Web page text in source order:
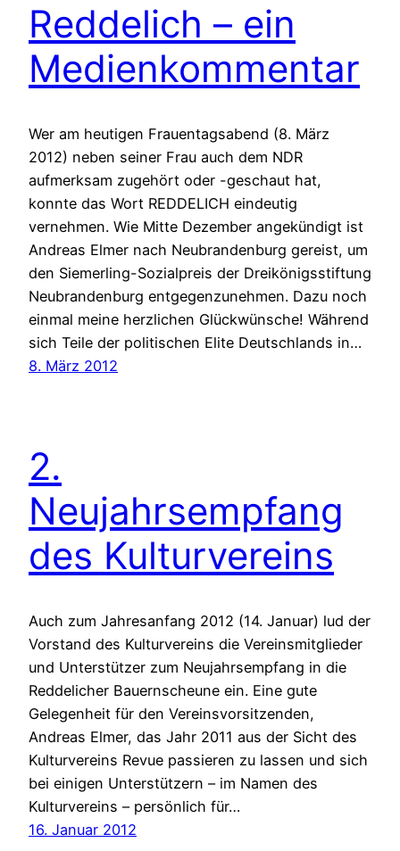
Reddelich – ein
Medienkommentar
Wer am heutigen Frauentagsabend (8. März
2012) neben seiner Frau auch dem NDR
aufmerksam zugehört oder -geschaut hat,
konnte das Wort REDDELICH eindeutig
vernehmen. Wie Mitte Dezember angekündigt ist
Andreas Elmer nach Neubrandenburg gereist, um
den Siemerling-Sozialpreis der Dreikönigsstiftung
Neubrandenburg entgegenzunehmen. Dazu noch
einmal meine herzlichen Glückwünsche! Während
sich Teile der politischen Elite Deutschlands in…
8. März 2012
2.
Neujahrsempfang
des Kulturvereins
Auch zum Jahresanfang 2012 (14. Januar) lud der
Vorstand des Kulturvereins die Vereinsmitglieder
und Unterstützer zum Neujahrsempfang in die
Reddelicher Bauernscheune ein. Eine gute
Gelegenheit für den Vereinsvorsitzenden,
Andreas Elmer, das Jahr 2011 aus der Sicht des
Kulturvereins Revue passieren zu lassen und sich
bei einigen Unterstützern – im Namen des
Kulturvereins – persönlich für…
16. Januar 2012